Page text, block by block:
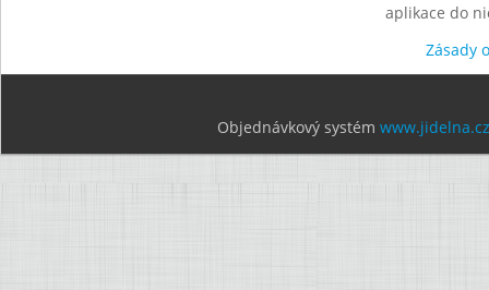
aplikace do
Zásady
Objednávkový systém www.jidelna.cz